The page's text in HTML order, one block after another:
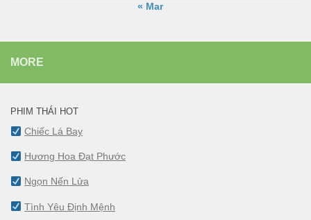
« Mar
MORE
PHIM THÁI HOT
Chiếc Lá Bay
Hương Hoa Đạt Phước
Ngọn Nến Lửa
Tình Yêu Định Mệnh